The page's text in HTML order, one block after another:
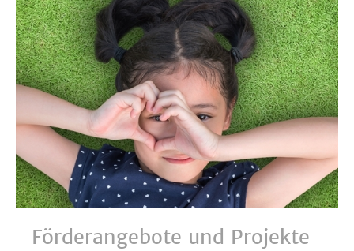
Förderangebote und Projekte